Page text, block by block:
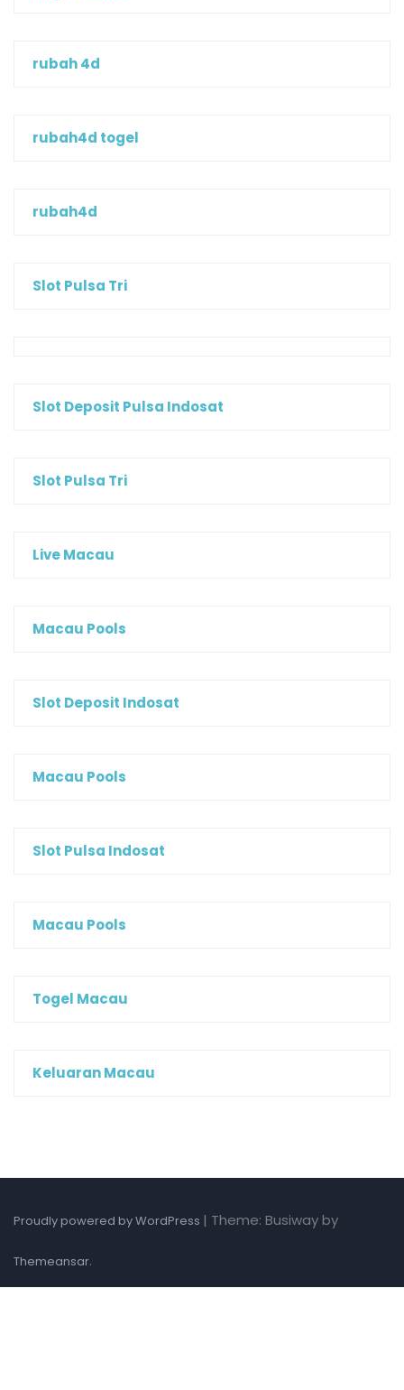
rubah 4d
rubah4d togel
rubah4d
Slot Pulsa Tri
Slot Deposit Pulsa Indosat
Slot Pulsa Tri
Live Macau
Macau Pools
Slot Deposit Indosat
Macau Pools
Slot Pulsa Indosat
Macau Pools
Togel Macau
Keluaran Macau
Proudly powered by WordPress | Theme: Busiway by
Themeansar.